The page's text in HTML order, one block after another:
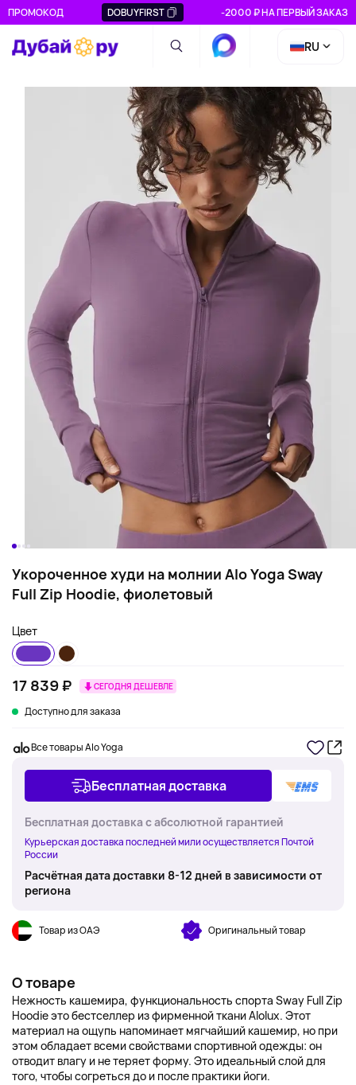
ПРОМОКОД DOBUYFIRST -2000 ₽ НА ПЕРВЫЙ ЗАКАЗ
RU
Укороченное худи на молнии Alo Yoga Sway
Full Zip Hoodie, фиолетовый
Цвет
17 839 ₽ СЕГОДНЯ ДЕШЕВЛЕ
Доступно для заказа
Все товары Alo Yoga
Бесплатная доставка
Бесплатная доставка с абсолютной гарантией
Курьерская доставка последней мили осуществляется Почтой
России
Расчётная дата доставки 8-12 дней в зависимости от
региона
Товар из ОАЭ Оригинальный товар
О товаре
Нежность кашемира, функциональность спорта Sway Full Zip
Hoodie это бестселлер из фирменной ткани Alolux. Этот
материал на ощупь напоминает мягчайший кашемир, но при
этом обладает всеми свойствами спортивной одежды: он
отводит влагу и не теряет форму. Это идеальный слой для
того, чтобы согреться до и после практики йоги.